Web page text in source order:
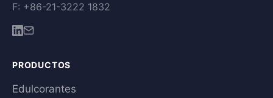
F: +86-21-3222 1832
PRODUCTOS
Edulcorantes